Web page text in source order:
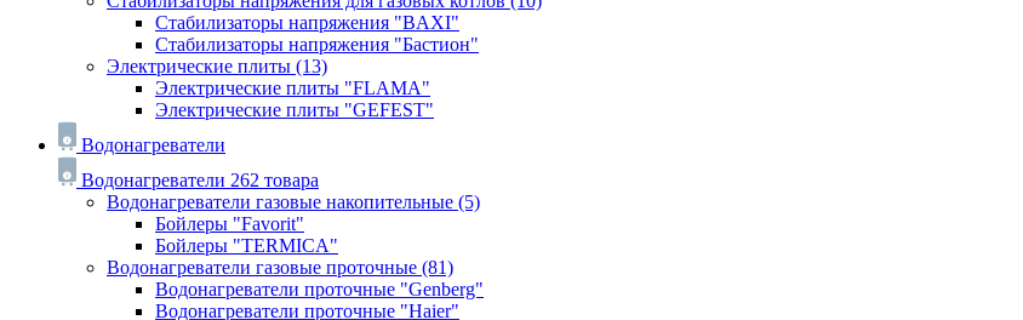
Стабилизаторы напряжения "BAXI"
Стабилизаторы напряжения "Бастион"
Электрические плиты (13)
Электрические плиты "FLAMA"
Электрические плиты "GEFEST"
Водонагреватели
Водонагреватели 262 товара
Водонагреватели газовые накопительные (5)
Бойлеры "Favorit"
Бойлеры "TERMICA"
Водонагреватели газовые проточные (81)
Водонагреватели проточные "Genberg"
Водонагреватели проточные "Haier"